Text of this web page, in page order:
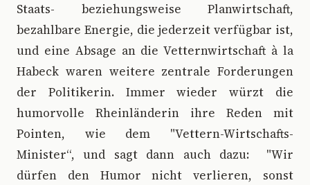
Staats- beziehungsweise Planwirtschaft,
bezahlbare Energie, die jederzeit verfügbar ist,
und eine Absage an die Vetternwirtschaft à la
Habeck waren weitere zentrale Forderungen
der Politikerin. Immer wieder würzt die
humorvolle Rheinländerin ihre Reden mit
Pointen, wie dem "Vettern-Wirtschafts-
Minister“, und sagt dann auch dazu: "Wir
dürfen den Humor nicht verlieren, sonst